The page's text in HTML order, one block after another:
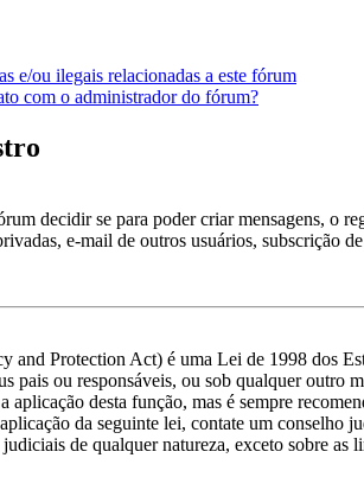
e/ou ilegais relacionadas a este fórum
com o administrador do fórum?
decidir se para poder criar mensagens, o
e-mail de outros usuários, subscrição
Protection Act) é uma Lei de 1998 dos
pais ou responsáveis, ou sob qualquer outro
aplicação desta função, mas é sempre
da seguinte lei, contate um
de qualquer natureza, exceto sobre as